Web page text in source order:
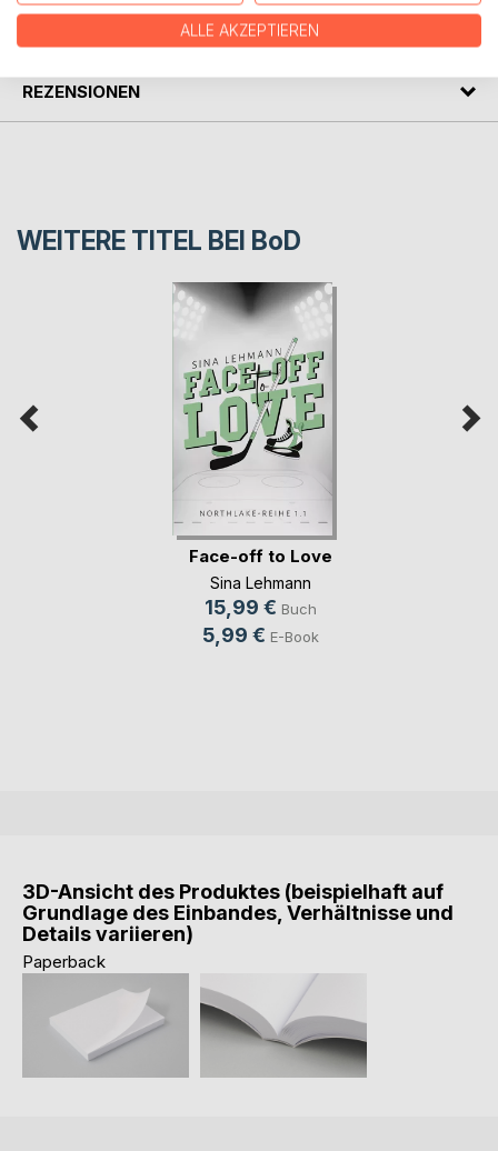
REZENSIONEN
WEITERE TITEL BEI BoD
Face-off to Love
Sina Lehmann
15,99 € Buch
5,99 € E-Book
3D-Ansicht des Produktes (beispielhaft auf
Grundlage des Einbandes, Verhältnisse und
Details variieren)
Paperback
ALLE AKZEPTIEREN